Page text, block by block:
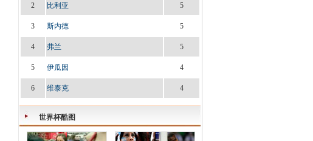
2 比利亚 5
3 斯内德 5
4 弗兰 5
5 伊瓜因 4
6 维泰克 4
世界杯酷图